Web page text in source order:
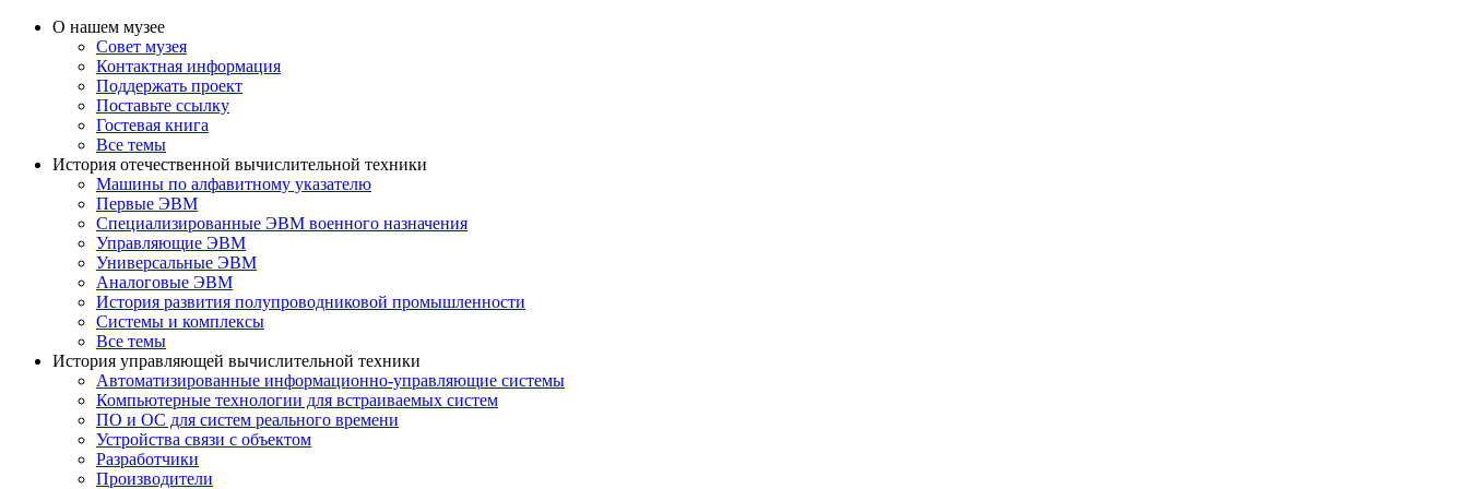
О нашем музее
Совет музея
Контактная информация
Поддержать проект
Поставьте ссылку
Гостевая книга
Все темы
История отечественной вычислительной техники
Машины по алфавитному указателю
Первые ЭВМ
Специализированные ЭВМ военного назначения
Управляющие ЭВМ
Универсальные ЭВМ
Аналоговые ЭВМ
История развития полупроводниковой промышленности
Системы и комплексы
Все темы
История управляющей вычислительной техники
Автоматизированные информационно-управляющие системы
Компьютерные технологии для встраиваемых систем
ПО и ОС для систем реального времени
Устройства связи с объектом
Разработчики
Производители